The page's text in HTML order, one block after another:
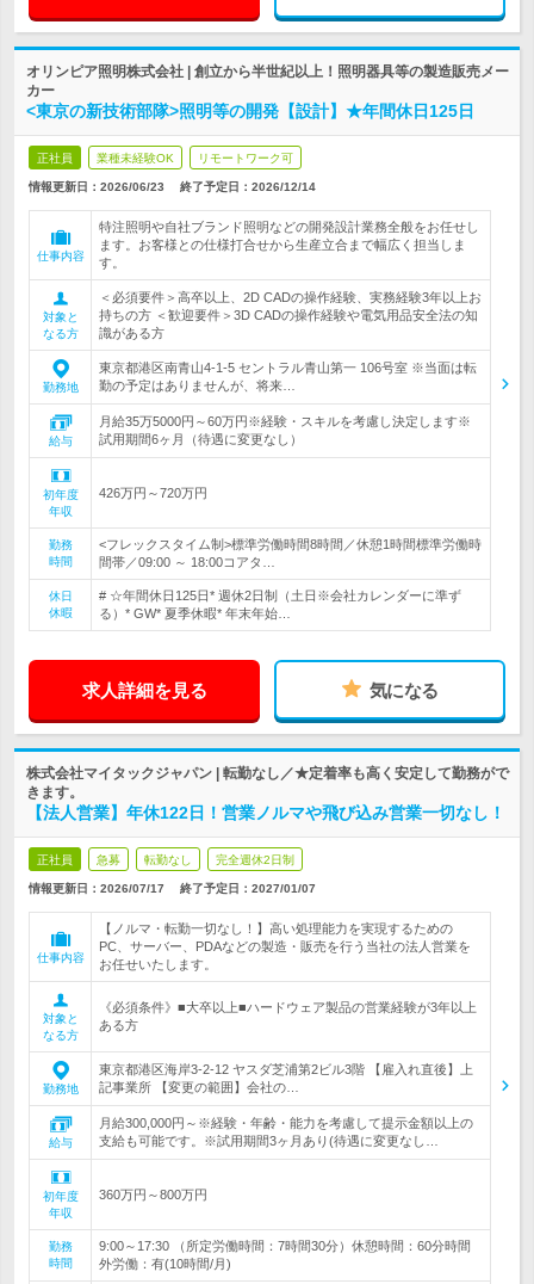
オリンピア照明株式会社 | 創立から半世紀以上！照明器具等の製造販売メー
カー
<東京の新技術部隊>照明等の開発【設計】★年間休日125日
正社員 業種未経験OK リモートワーク可
情報更新日：2026/06/23 終了予定日： 2026/12/14
仕事内容
特注照明や自社ブランド照明などの開発設計業務全般をお任せし
ます。お客様との仕様打合せから生産立合まで幅広く担当しま
す。
対象と
なる方
＜必須要件＞高卒以上、2D CADの操作経験、実務経験3年以上お
持ちの方 ＜歓迎要件＞3D CADの操作経験や電気用品安全法の知
識がある方
勤務地
東京都港区南青山4-1-5 セントラル青山第一 106号室 ※当面は転
勤の予定はありませんが、将来…
給与
月給35万5000円～60万円※経験・スキルを考慮し決定します※
試用期間6ヶ月（待遇に変更なし）
初年度
年収
426万円～720万円
勤務
時間
<フレックスタイム制>標準労働時間8時間／休憩1時間標準労働時
間帯／09:00 ～ 18:00コアタ…
休日
休暇
# ☆年間休日125日* 週休2日制（土日※会社カレンダーに準ず
る）* GW* 夏季休暇* 年末年始…
求人詳細を見る 気になる
株式会社マイタックジャパン | 転勤なし／★定着率も高く安定して勤務がで
きます。
【法人営業】年休122日！営業ノルマや飛び込み営業一切なし！
正社員 急募 転勤なし 完全週休2日制
情報更新日：2026/07/17 終了予定日： 2027/01/07
仕事内容
【ノルマ・転勤一切なし！】高い処理能力を実現するための
PC、サーバー、PDAなどの製造・販売を行う当社の法人営業を
お任せいたします。
対象と
なる方
《必須条件》■大卒以上■ハードウェア製品の営業経験が3年以上
ある方
勤務地
東京都港区海岸3-2-12 ヤスダ芝浦第2ビル3階 【雇入れ直後】上
記事業所 【変更の範囲】会社の…
給与
月給300,000円～※経験・年齢・能力を考慮して提示金額以上の
支給も可能です。※試用期間3ヶ月あり(待遇に変更なし…
初年度
年収
360万円～800万円
勤務
時間
9:00～17:30 （所定労働時間：7時間30分）休憩時間：60分時間
外労働：有(10時間/月)